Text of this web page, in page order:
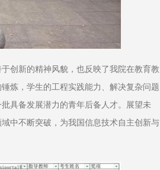
创新的精神风貌，也反映了我院在教育教
炼，学生的工程实践能力、解决复杂问题
具备发展潜力的青年后备人才。展望未
中不断突破，为我国信息技术自主创新与